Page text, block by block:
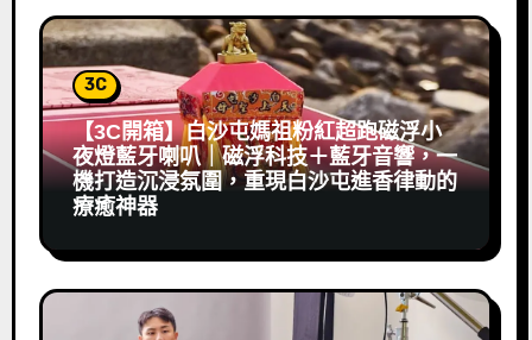
3C
【3C開箱】白沙屯媽祖粉紅超跑磁浮小
夜燈藍牙喇叭｜磁浮科技＋藍牙音響，一
機打造沉浸氛圍，重現白沙屯進香律動的
療癒神器